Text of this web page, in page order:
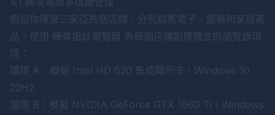
假設你運營三家亞馬遜店鋪，分別銷售電子、服裝和家居產
品。使用 蜂巢指紋瀏覽器 為每個店鋪創建獨立的瀏覽器環
境：
環境 A：模擬 Intel HD 620 集成顯示卡，Windows 10
22H2
環境 B：模擬 NVIDIA GeForce GTX 1660 Ti，Windows